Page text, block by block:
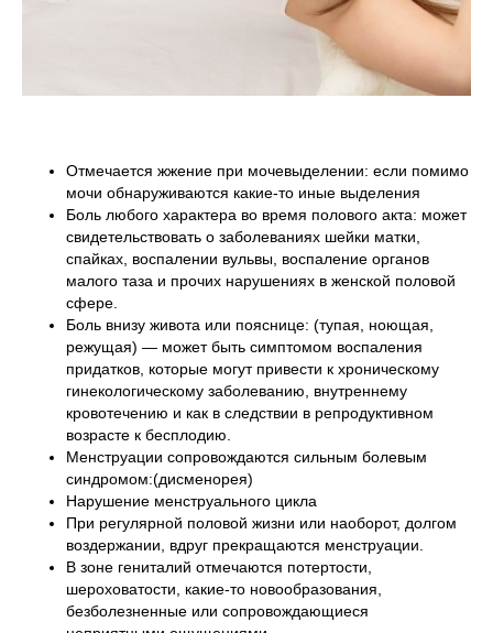
Отмечается жжение при мочевыделении: если помимо
мочи обнаруживаются какие-то иные выделения
Боль любого характера во время полового акта: может
свидетельствовать о заболеваниях шейки матки,
спайках, воспалении вульвы, воспаление органов
малого таза и прочих нарушениях в женской половой
сфере.
Боль внизу живота или пояснице: (тупая, ноющая,
режущая) — может быть симптомом воспаления
придатков, которые могут привести к хроническому
гинекологическому заболеванию, внутреннему
кровотечению и как в следствии в репродуктивном
возрасте к бесплодию.
Менструации сопровождаются сильным болевым
синдромом:(дисменорея)
Нарушение менструального цикла
При регулярной половой жизни или наоборот, долгом
воздержании, вдруг прекращаются менструации.
В зоне гениталий отмечаются потертости,
шероховатости, какие-то новообразования,
безболезненные или сопровождающиеся